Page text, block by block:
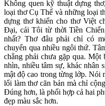
Không quen kỹ thuật dựng
loại thơ Cụ Thể và những loại
dựng thơ khiến cho thơ Việt
Đại, cái Tôi từ thời Tiền
nhất? Thơ đâu phải chỉ có
chuyển qua nhiều ngôi thứ.
chẳng phải chưa gặp qua.
nhìn, nhiều tâm sự, khác nhân
mật độ cao trong từng lớp. Nói
lối làm thơ căn bản mà chỉ
Đúng hơn, là phối hợp cả hai
đẹp màu sắc hơn.